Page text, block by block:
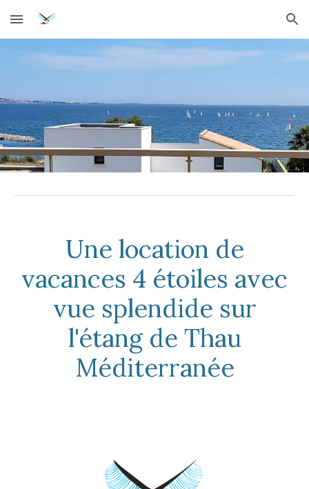
Skip to main content Skip to navigation
Une location de
vacances 4 étoiles avec
vue splendide sur
l'étang de Thau
Méditerranée